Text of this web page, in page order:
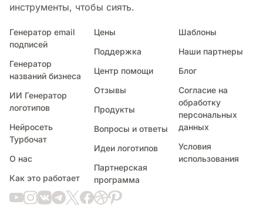
инструменты, чтобы сиять.
Генератор email
подписей
Генератор
названий бизнеса
ИИ Генератор
логотипов
Нейросеть
Турбочат
О нас
Как это работает
Цены
Поддержка
Центр помощи
Отзывы
Продукты
Вопросы и ответы
Идеи логотипов
Партнерская
программа
Шаблоны
Наши партнеры
Блог
Согласие на
обработку
персональных
данных
Условия
использования